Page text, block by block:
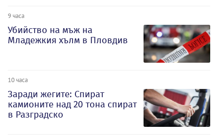
9 часа
Убийство на мъж на
Младежкия хълм в Пловдив
10 часа
Заради жегите: Спират
камионите над 20 тона спират
в Разградско